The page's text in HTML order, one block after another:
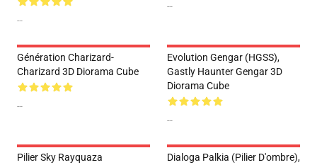
--
--
Génération Charizard-
Charizard 3D Diorama Cube
--
Evolution Gengar (HGSS),
Gastly Haunter Gengar 3D
Diorama Cube
--
Pilier Sky Rayquaza
Dialoga Palkia (pilier D'ombre),